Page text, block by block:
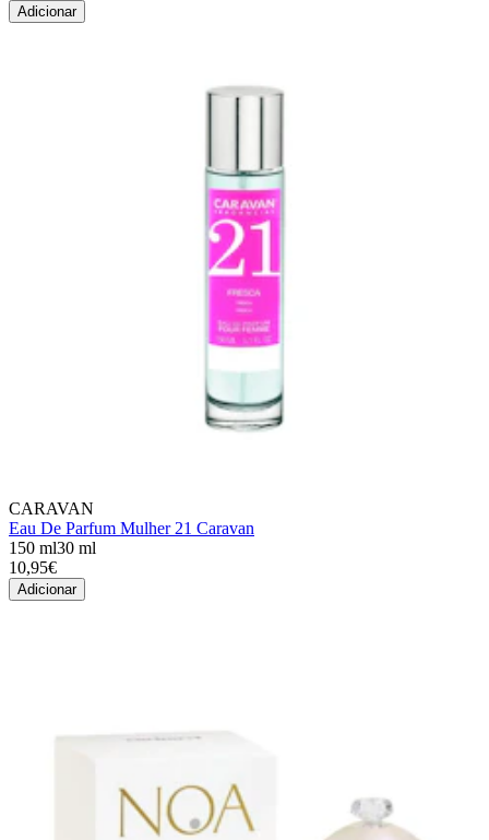
Adicionar
CARAVAN
Eau De Parfum Mulher 21 Caravan
150 ml30 ml
10,95€
Adicionar